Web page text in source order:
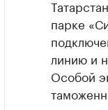
парке
линию и
Особой